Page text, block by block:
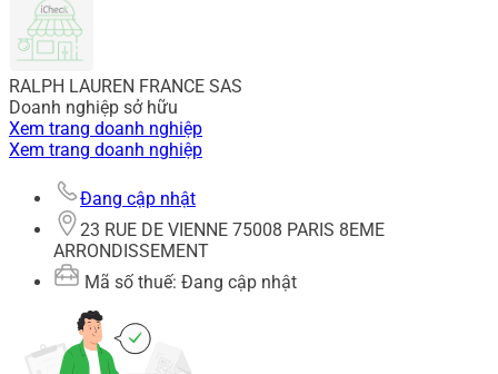
RALPH LAUREN FRANCE SAS
Doanh nghiệp sở hữu
Xem trang doanh nghiệp
Xem trang doanh nghiệp
Đang cập nhật
23 RUE DE VIENNE 75008 PARIS 8EME
ARRONDISSEMENT
Mã số thuế: Đang cập nhật